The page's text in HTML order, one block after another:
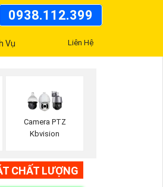
0938.112.399
Vụ Liên Hệ
Camera PTZ
Kbvision
CHẤT LƯỢNG